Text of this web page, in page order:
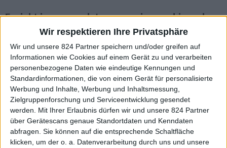
Wir respektieren Ihre Privatsphäre
Wir und unsere 824 Partner speichern und/oder greifen auf
Informationen wie Cookies auf einem Gerät zu und verarbeiten
personenbezogene Daten wie eindeutige Kennungen und
Standardinformationen, die von einem Gerät für personalisierte
Werbung und Inhalte, Werbung und Inhaltsmessung,
Zielgruppenforschung und Serviceentwicklung gesendet
werden. Mit Ihrer Erlaubnis dürfen wir und unsere 824 Partner
über Gerätescans genaue Standortdaten und Kenndaten
abfragen. Sie können auf die entsprechende Schaltfläche
klicken, um der o. a. Datenverarbeitung durch uns und unsere
Er sieht immer noch top aus, wie man hier sehen
Stein der Harmonie ohne Pflege von 2018 bis 2022 durchgehend
getragen.
Dieser Zustand des Steines istcharakteristisch für viele
Steinein diesem Alter oder älter. Allerdings melden sich
nur wenig Leute nach einigen Jahren proaktiv und
schreiben:Mein Stein sieht immer noch top aus!